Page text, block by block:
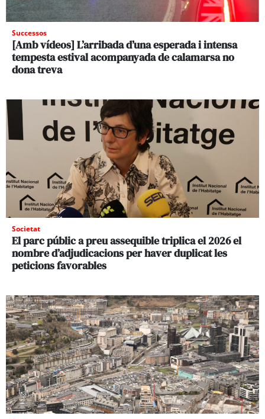
Successos
[Amb vídeos] L’arribada d’una esperada i intensa
tempesta estival acompanyada de calamarsa no
dona treva
Societat
El parc públic a preu assequible triplica el 2026 el
nombre d’adjudicacions per haver duplicat les
peticions favorables